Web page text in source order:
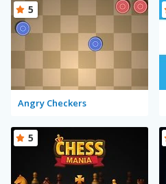
Angry Checkers
5
5